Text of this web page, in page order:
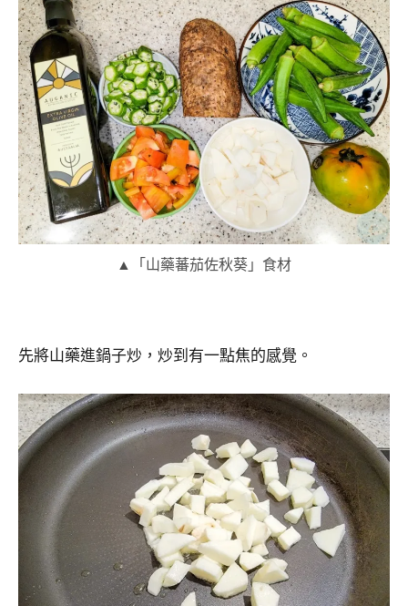
▲「山藥蕃茄佐秋葵」食材
先將山藥進鍋子炒，炒到有一點焦的感覺。